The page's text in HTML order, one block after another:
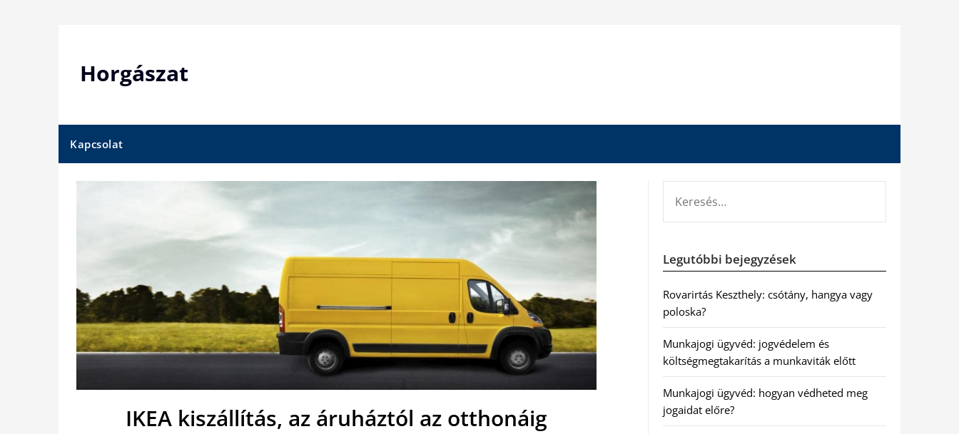
Horgászat
Kapcsolat
IKEA kiszállítás, az áruháztól az otthonáig
Legutóbbi bejegyzések
Rovarirtás Keszthely: csótány, hangya vagy
poloska?
Munkajogi ügyvéd: jogvédelem és
költségmegtakarítás a munkaviták előtt
Munkajogi ügyvéd: hogyan védheted meg
jogaidat előre?